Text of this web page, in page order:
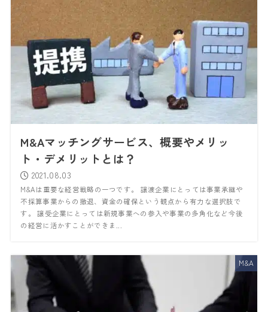
M&Aマッチングサービス、概要やメリッ
ト・デメリットとは？
2021.08.03
M&Aは重要な経営戦略の一つです。 譲渡企業にとっては事業承継や
不採算事業からの撤退、資金の確保という観点から有力な選択肢で
す。 譲受企業にとっては新規事業への参入や事業の多角化など今後
の経営に活かすことができま...
M&A